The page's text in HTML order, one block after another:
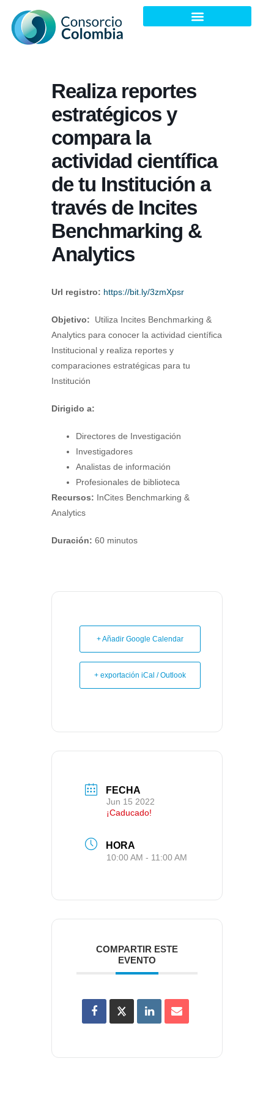
Realiza reportes
estratégicos y
compara la
actividad científica
de tu Institución a
través de Incites
Benchmarking &
Analytics
Url registro: https://bit.ly/3zmXpsr
Objetivo:
Utiliza Incites Benchmarking &
Analytics para conocer la actividad científica
Institucional y realiza reportes y
comparaciones estratégicas para tu
Institución
Dirigido a:
Directores de Investigación
Investigadores
Analistas de información
Profesionales de biblioteca
Recursos: InCites Benchmarking &
Analytics
Duración: 60 minutos
+ Añadir Google Calendar
+ exportación iCal / Outlook
FECHA
Jun 15 2022
¡Caducado!
HORA
10:00 AM - 11:00 AM
COMPARTIR ESTE
EVENTO